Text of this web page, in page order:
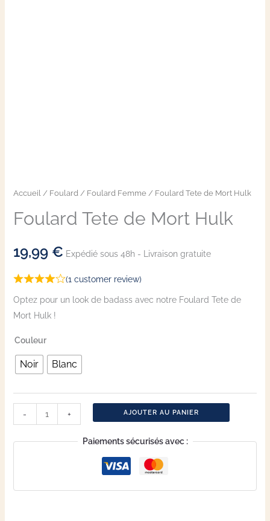
Accueil / Foulard / Foulard Femme/ Foulard Tete de Mort Hulk
Foulard Tete de Mort Hulk
19,99 € Expédié sous 48h - Livraison gratuite
(1 customer review)
Optez pour un look de badass avec notre Foulard Tete de
Mort Hulk !
Couleur
Noir Blanc
- + AJOUTER AU PANIER
Paiements sécurisés avec :